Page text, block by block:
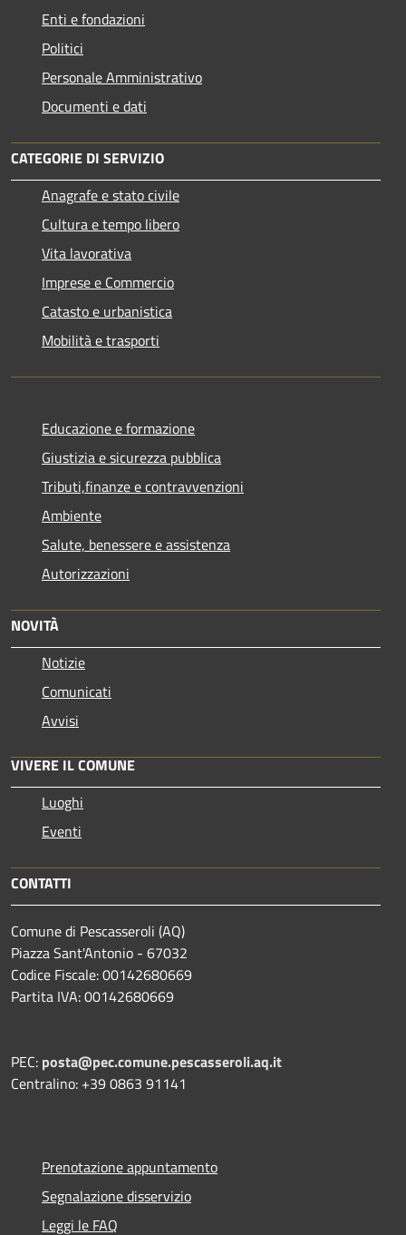
Enti e fondazioni
Politici
Personale Amministrativo
Documenti e dati
CATEGORIE DI SERVIZIO
Anagrafe e stato civile
Cultura e tempo libero
Vita lavorativa
Imprese e Commercio
Catasto e urbanistica
Mobilità e trasporti
Educazione e formazione
Giustizia e sicurezza pubblica
Tributi,finanze e contravvenzioni
Ambiente
Salute, benessere e assistenza
Autorizzazioni
NOVITÀ
Notizie
Comunicati
Avvisi
VIVERE IL COMUNE
Luoghi
Eventi
CONTATTI
Comune di Pescasseroli (AQ)
Piazza Sant'Antonio - 67032
Codice Fiscale: 00142680669
Partita IVA: 00142680669
PEC: posta@pec.comune.pescasseroli.aq.it
Centralino: +39 0863 91141
Prenotazione appuntamento
Segnalazione disservizio
Leggi le FAQ